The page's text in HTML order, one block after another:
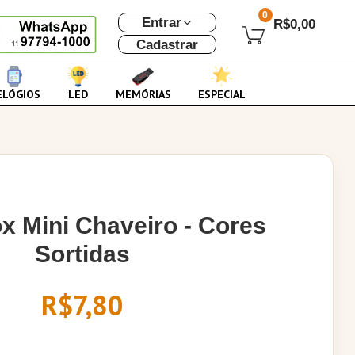
Entrar
Cadastrar
0
R$0,00
LED MEMÓRIAS ESPECIAL
Mini Chaveiro - Cores
Sortidas
R$7,80